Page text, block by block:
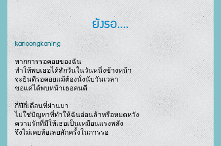
ยังรอ....
kanoongkaning
หากการรอคอยของฉัน
ทำให้พบเธอได้สักวันในวันหนึ่งข้างหน้า
จะยินดีรอคอยแม้ต้องนั่งนับวันเวลา
ขอแค่ได้พบหน้าเธอคนดี
กี่ปีกี่เดือนที่ผ่านมา
ไม่ใช่ปัญหาที่ทำให้ฉันอ่อนล้าหรือหมดหวัง
ความรักที่มีให้เธอเป็นเหมือนแรงพลัง
จึงไม่เคยท้อเลยสักครั้งในการรอ